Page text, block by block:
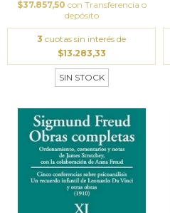
$37.857,50 con Transferencia o
depósito
3 cuotas sin interés de
$13.283,33
SIN STOCK